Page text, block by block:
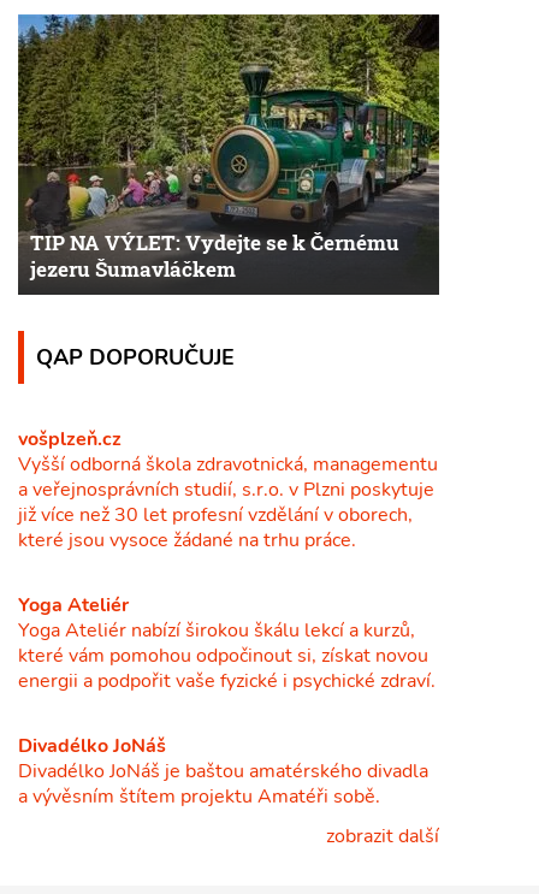
TIP NA VÝLET: Vydejte se k Černému
jezeru Šumavláčkem
QAP DOPORUČUJE
vošplzeň.cz
Vyšší odborná škola zdravotnická, managementu
a veřejnosprávních studií, s.r.o. v Plzni poskytuje
již více než 30 let profesní vzdělání v oborech,
které jsou vysoce žádané na trhu práce.
Yoga Ateliér
Yoga Ateliér nabízí širokou škálu lekcí a kurzů,
které vám pomohou odpočinout si, získat novou
energii a podpořit vaše fyzické i psychické zdraví.
Divadélko JoNáš
Divadélko JoNáš je baštou amatérského divadla
a vývěsním štítem projektu Amatéři sobě.
zobrazit další